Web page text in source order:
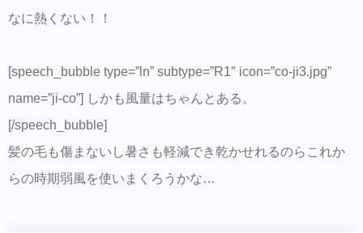
なに熱くない！！
[speech_bubble type=”ln” subtype=”R1″ icon=”co-ji3.jpg”
name=”ji-co”] しかも風量はちゃんとある。
[/speech_bubble]
髪の毛も傷まないし暑さも軽減でき乾かせれるのらこれか
らの時期弱風を使いまくろうかな…